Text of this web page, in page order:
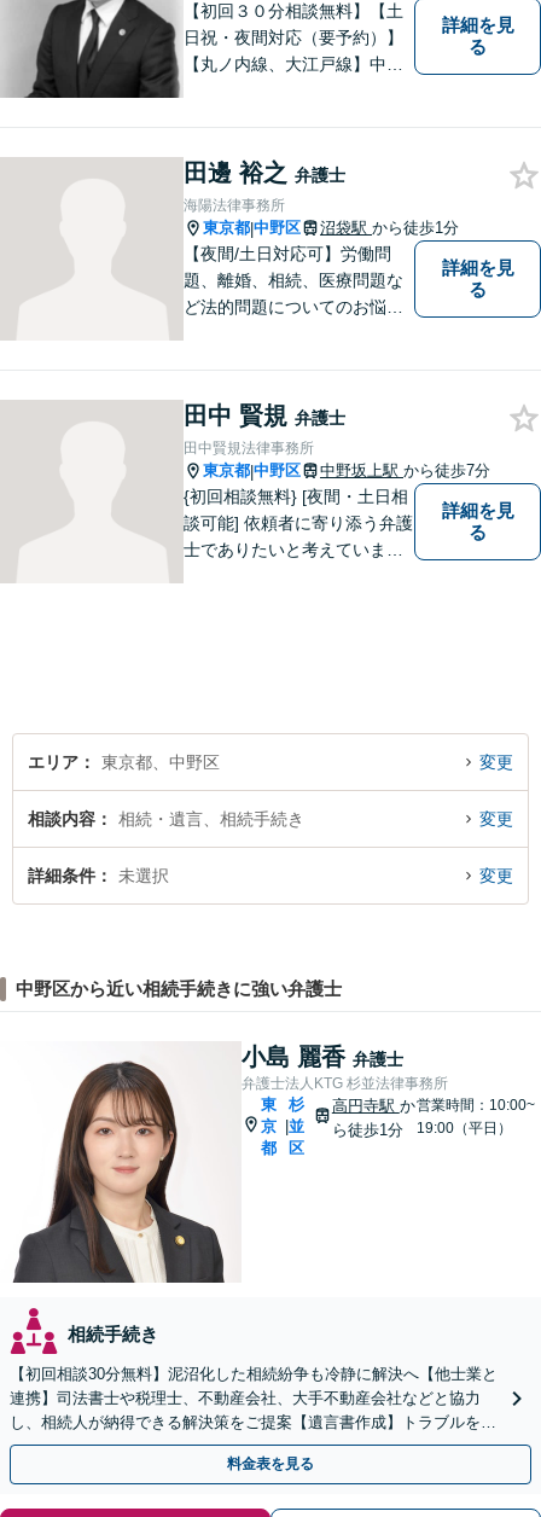
【初回３０分相談無料】【土
日祝・夜間対応（要予約）】
【丸ノ内線、大江戸線】中野
密着型の弁護士です。 おかげ
さまで、都内のみならず全国
からご相談をいただいており
ます。
詳細を見
る
田邊 裕之 弁護士
海陽法律事務所
東京都|中野区 沼袋駅 から徒歩1分
【夜間/土日対応可】労働問
題、離婚、相続、医療問題な
ど法的問題についてのお悩み
やかに案件に取り組みます。
詳細を見
る
田中 賢規 弁護士
田中賢規法律事務所
東京都|中野区 中野坂上駅 から徒歩7分
{初回相談無料} [夜間・土日相
談可能] 依頼者に寄り添う弁護
士でありたいと考えていま
詳細を見
る
エリア 東京都、中野区 変更
相談内容 相続・遺言、相続手続き 変更
詳細条件 未選択 変更
中野区から近い相続手続きに強い弁護士
小島 麗香 弁護士
弁護士法人KTG 杉並法律事務所
東
京
都
杉
並
区
高円寺駅 か
ら徒歩1分
営業時間：10:00~
19:00（平日）
相続手続き
【初回相談30分無料】泥沼化した相続紛争も冷静に解決へ【他士業と
連携】司法書士や税理士、不動産会社、大手不動産会社などと協力
し、相続人が納得できる解決策をご提案【遺言書作成】トラブルを予
測したうえで作成・執行【夜間休日の相談可】
料金表を見る